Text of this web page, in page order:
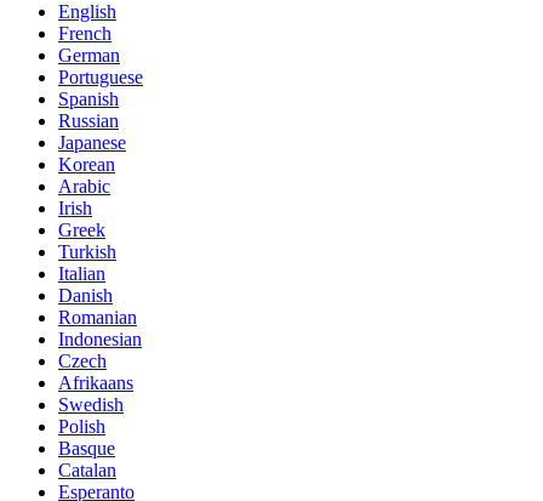
English
French
German
Portuguese
Spanish
Russian
Japanese
Korean
Arabic
Irish
Greek
Turkish
Italian
Danish
Romanian
Indonesian
Czech
Afrikaans
Swedish
Polish
Basque
Catalan
Esperanto